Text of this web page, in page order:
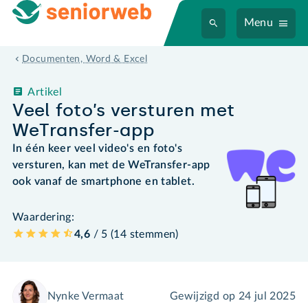
Menu
Documenten, Word & Excel
Veel foto’s versturen met
WeTransfer-app
Artikel
In één keer veel video's en foto's
versturen, kan met de WeTransfer-app
ook vanaf de smartphone en tablet.
Waardering:
4,6 / 5 (14 stemmen)
Nynke Vermaat Gewijzigd op 24 jul 2025